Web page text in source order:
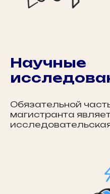
Научные
Обязательной
магистранта